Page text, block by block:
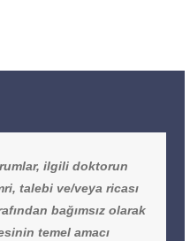
ilgili doktorun
talebi ve/veya ricası
bağımsız olarak
temel amacı